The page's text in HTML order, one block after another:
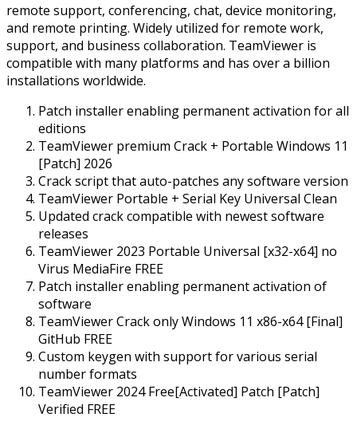
remote support, conferencing, chat, device monitoring,
and remote printing. Widely utilized for remote work,
support, and business collaboration. TeamViewer is
compatible with many platforms and has over a billion
installations worldwide.
Patch installer enabling permanent activation for all
editions
TeamViewer premium Crack + Portable Windows 11
[Patch] 2026
Crack script that auto-patches any software version
TeamViewer Portable + Serial Key Universal Clean
Updated crack compatible with newest software
releases
TeamViewer 2023 Portable Universal [x32-x64] no
Virus MediaFire FREE
Patch installer enabling permanent activation of
software
TeamViewer Crack only Windows 11 x86-x64 [Final]
GitHub FREE
Custom keygen with support for various serial
number formats
TeamViewer 2024 Free[Activated] Patch [Patch]
Verified FREE